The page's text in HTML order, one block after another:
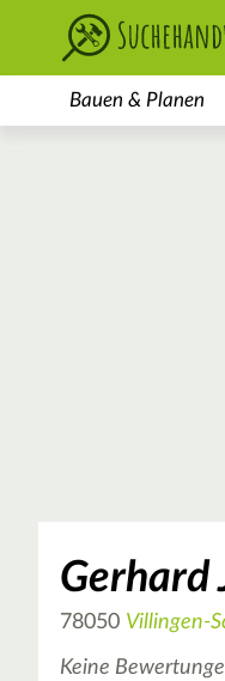
Bauen & Planen
Gerhard
78050 Villingen-
Keine